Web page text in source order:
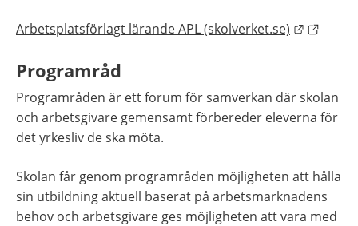
Arbetsplatsförlagt lärande APL (skolverket.se) Länk till
Programråd
Programråden är ett forum för samverkan där skolan
och arbetsgivare gemensamt förbereder eleverna för
det yrkesliv de ska möta.
Skolan får genom programråden möjligheten att hålla
sin utbildning aktuell baserat på arbetsmarknadens
behov och arbetsgivare ges möjligheten att vara med